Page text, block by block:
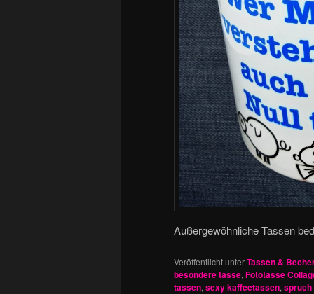
Außergewöhnliche Tassen
Veröffentlicht unterTassen &
besondere tasse, Fototasse
tassen, sexy kaffeetassen, spruch